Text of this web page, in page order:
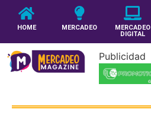
HOME MERCADEO
MERCADEO
DIGITAL
Publicidad